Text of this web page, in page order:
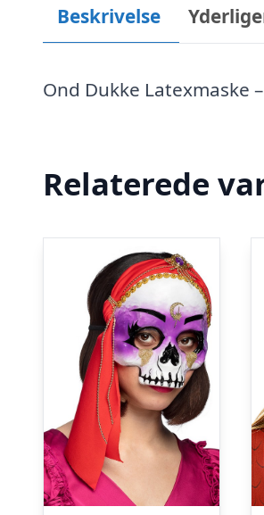
Beskrivelse
Ond Dukke Latexmaske
Relaterede